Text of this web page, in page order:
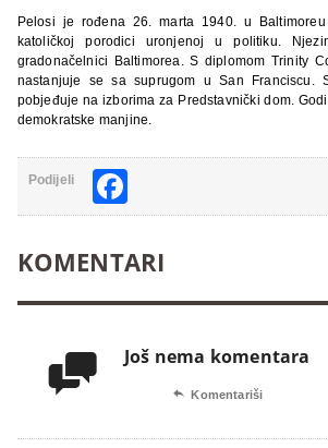
Pelosi je rođena 26. marta 1940. u Baltimoreu
katoličkoj porodici uronjenoj u politiku.
gradonačelnici Baltimorea. S diplomom Trinity
nastanjuje se sa suprugom u San Franciscu.
pobjeđuje na izborima za Predstavnički dom.
demokratske manjine.
Podijeli
KOMENTARI
 Još nema komentara
 Komentariši